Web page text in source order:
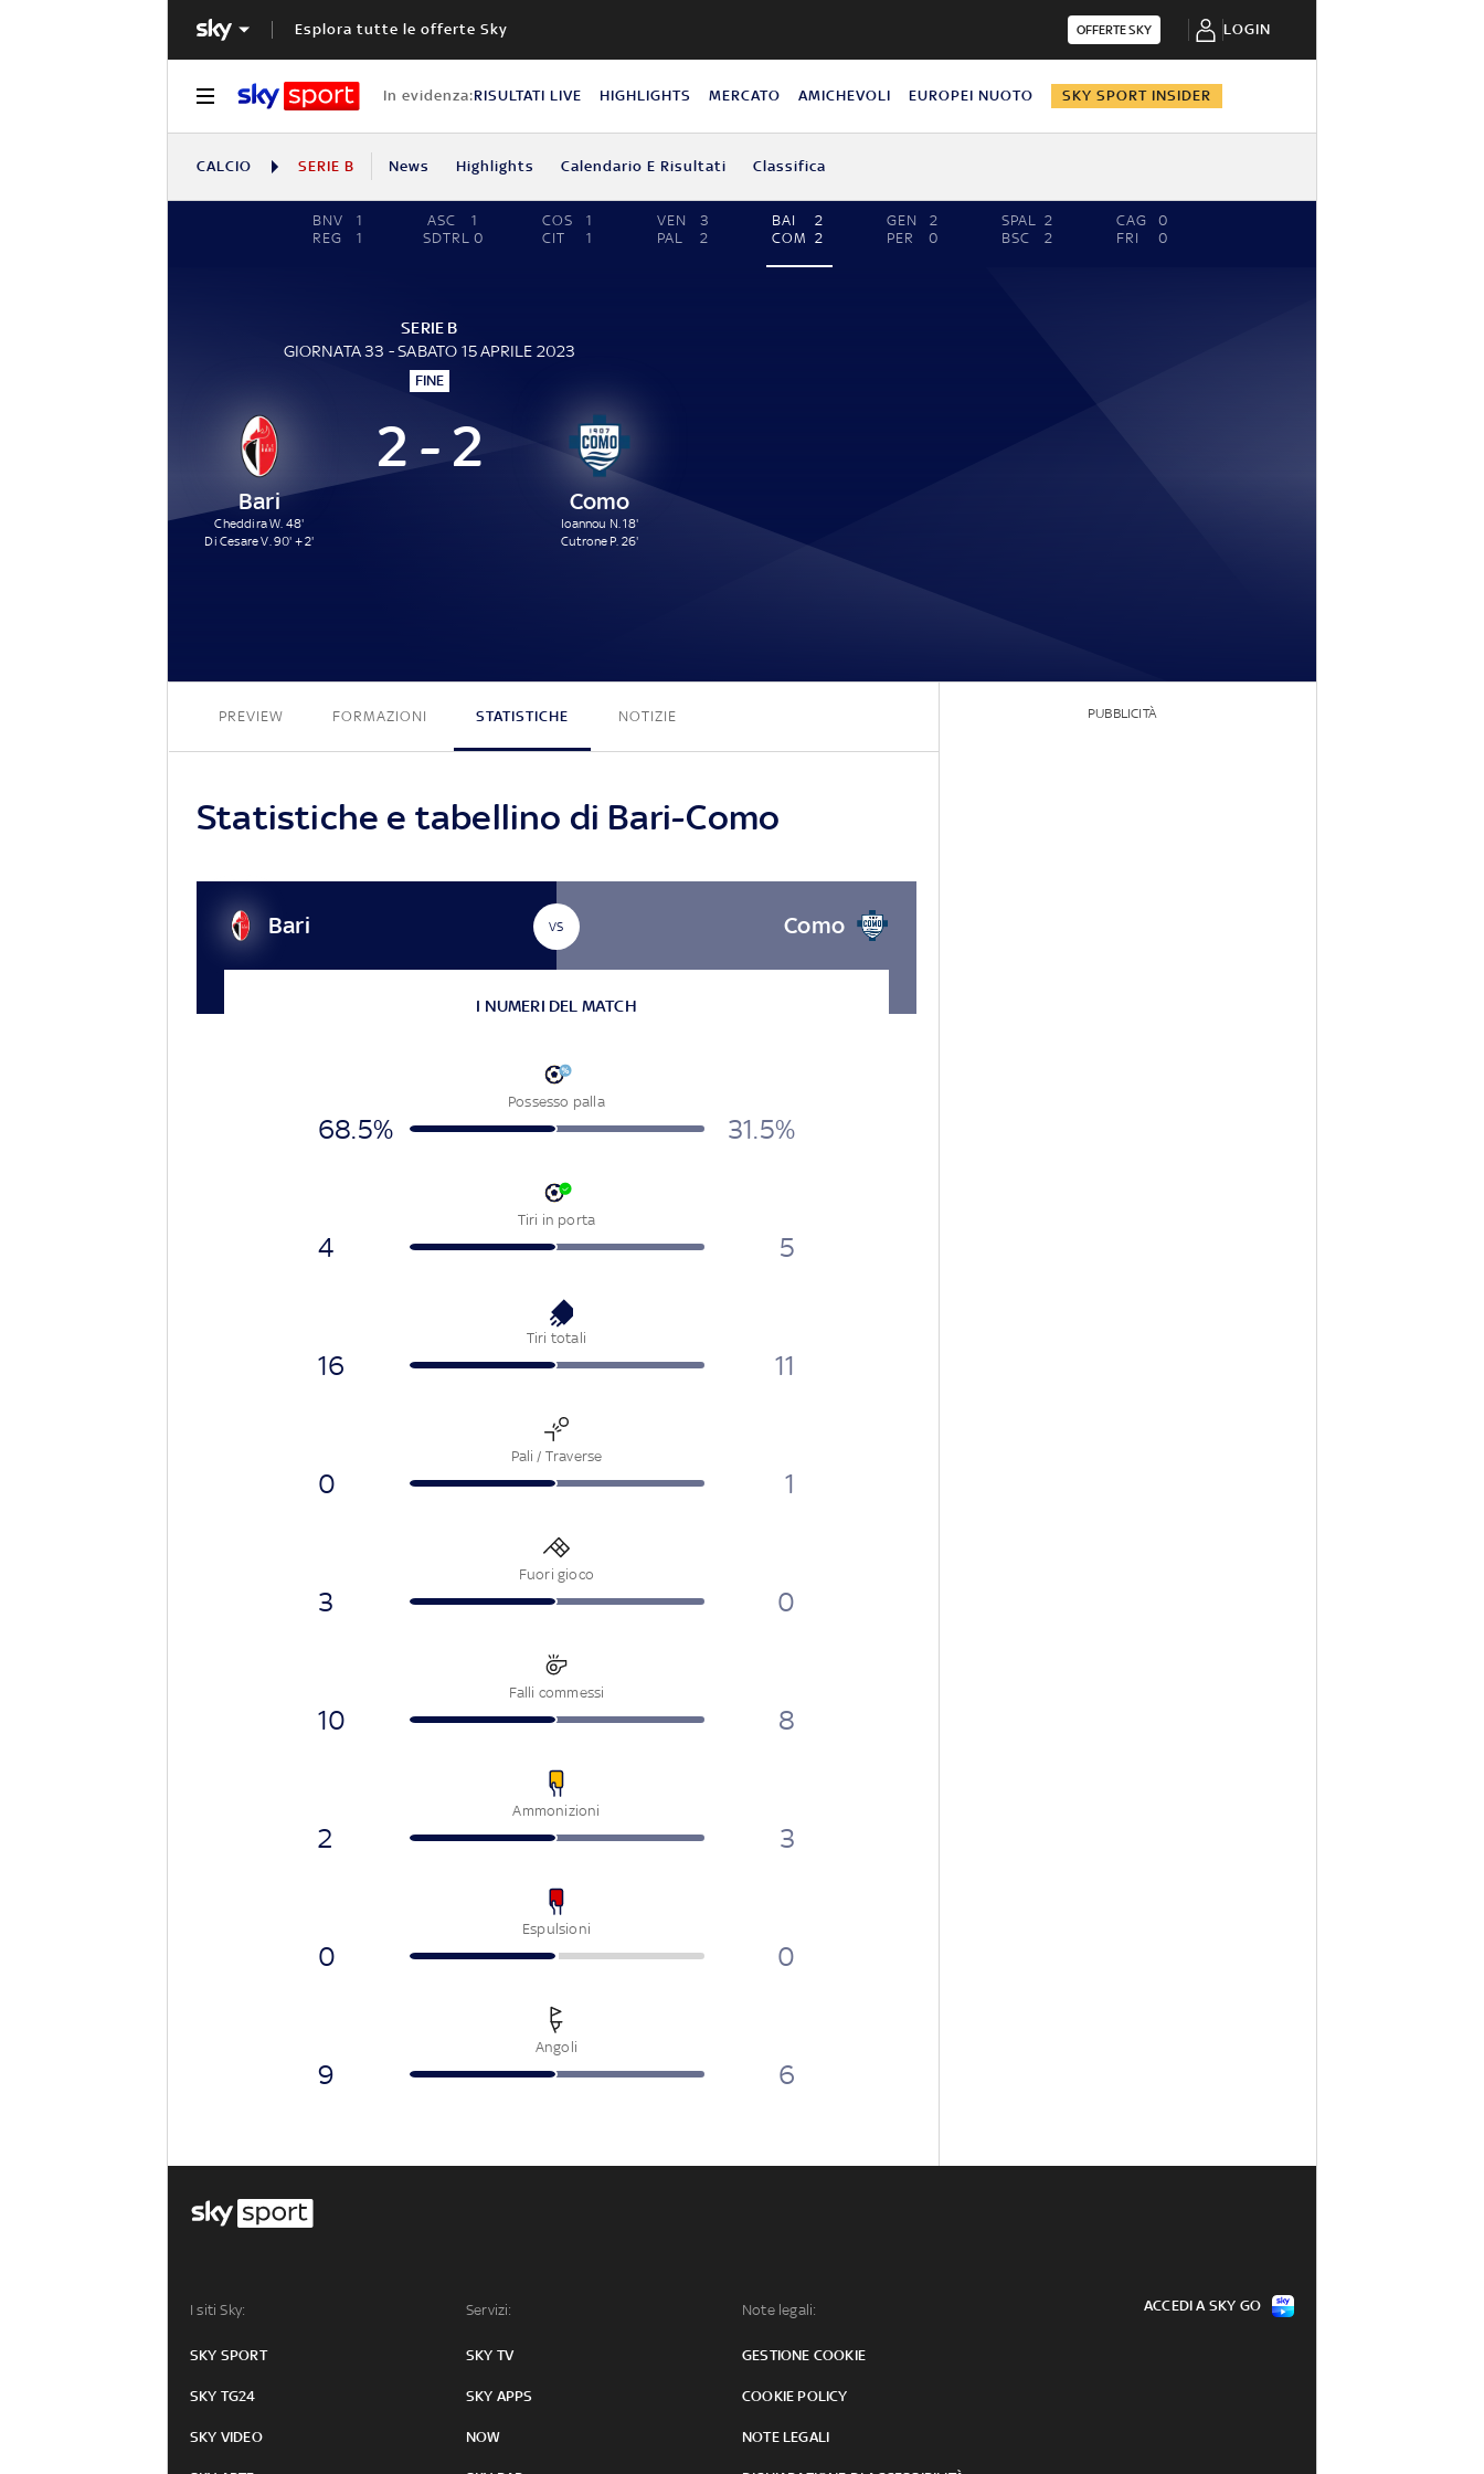
Esplora tutte le offerte Sky OFFERTE SKY LOGIN
In evidenza:RISULTATI LIVE HIGHLIGHTS MERCATO AMICHEVOLI EUROPEI NUOTO SKY SPORT INSIDER
CALCIO SERIE B News Highlights Calendario E Risultati Classifica
BNV
1
REG
1
ASC
1
SDTRL 0
COS
1
CIT
1
VEN
3
PAL
2
BAI
2
COM 2
GEN
2
PER
0
SPAL
2
BSC
2
CAG
0
FRI
0
SERIE B
GIORNATA 33 - SABATO 15 APRILE 2023
FINE
Bari
Cheddira W. 48'
Di Cesare V. 90' + 2'
2 - 2
Como
Ioannou N. 18'
Cutrone P. 26'
PREVIEW FORMAZIONI STATISTICHE NOTIZIE
Statistiche e tabellino di Bari-Como
Bari VS Como
I NUMERI DEL MATCH
Possesso palla
68.5% 31.5%
Tiri in porta
4 5
Tiri totali
16 11
Pali / Traverse
0 1
Fuori gioco
3 0
Falli commessi
10 8
Ammonizioni
2 3
Espulsioni
0 0
Angoli
9 6
PUBBLICITÀ
I siti Sky:
SKY SPORT
SKY TG24
SKY VIDEO
Servizi:
SKY TV
SKY APPS
NOW
Note legali:
GESTIONE COOKIE
COOKIE POLICY
NOTE LEGALI
ACCEDI A SKY GO